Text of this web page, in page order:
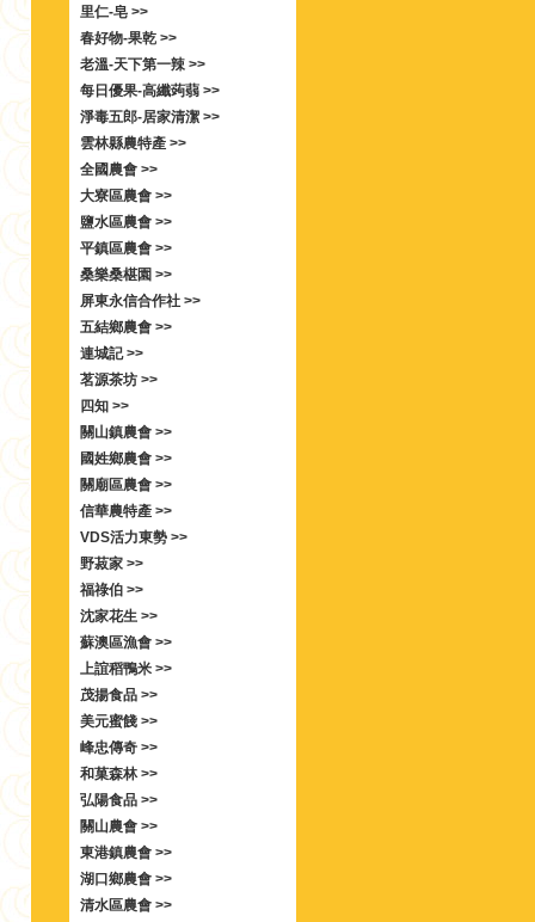
里仁-皂 >>
春好物-果乾 >>
老溫-天下第一辣 >>
每日優果-高纖蒟蒻 >>
淨毒五郎-居家清潔 >>
雲林縣農特產 >>
全國農會 >>
大寮區農會 >>
鹽水區農會 >>
平鎮區農會 >>
桑樂桑椹園 >>
屏東永信合作社 >>
五結鄉農會 >>
連城記 >>
茗源茶坊 >>
四知 >>
關山鎮農會 >>
國姓鄉農會 >>
關廟區農會 >>
信華農特產 >>
VDS活力東勢 >>
野菽家 >>
福祿伯 >>
沈家花生 >>
蘇澳區漁會 >>
上誼稻鴨米 >>
茂揚食品 >>
美元蜜餞 >>
峰忠傳奇 >>
和菓森林 >>
弘陽食品 >>
關山農會 >>
東港鎮農會 >>
湖口鄉農會 >>
清水區農會 >>